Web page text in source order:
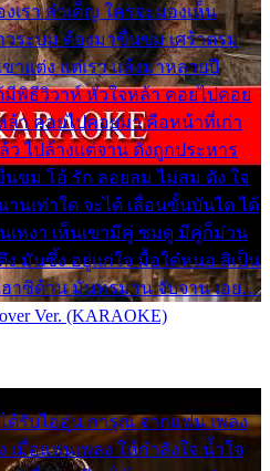
งเรา ลำเค็ญ ใครจะมองเห็น
วระบม ต้องมาขื่นขม เศร้าตรม
าแต่ง แต่เรา แล้งมาหลายปี
มีพิธีวิวาห์ หัวใจหล้า คอยไปคอย
ล้า คอยไปคอยมา คือหน้าที่เก่า
ว ไปล้างแต่จาน ดั่งถูกประหาร
นขม โอ้ รัก ลอยลม ไม่สม ดัง ใจ
นเท่าใด จะได้ เลื่อนขั้นบันได ได้
เหงา เห็นเขามีคู่ ซมดู มีคู่ก็ม่วน
ง มันซึ้ง อยู่แก่ใจ มื้อใด๋หนอ สิเป็น
ฮาซิด้าน มันทรมาน จับจาน เอย…
Ver. (KARAOKE)
รับไออุ่น การุณ จากแฟน เพลง
เมื่อแฟนเพลง ให้กำลังใจ น้ำใจ